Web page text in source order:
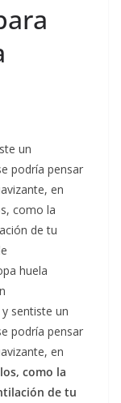
un
podría pensar
en
como la
de tu
huela
sentiste un
podría pensar
en
como la
de tu